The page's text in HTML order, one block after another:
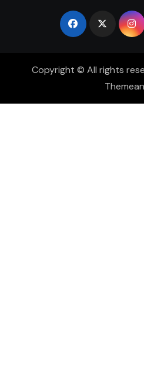
Copyright © All rights